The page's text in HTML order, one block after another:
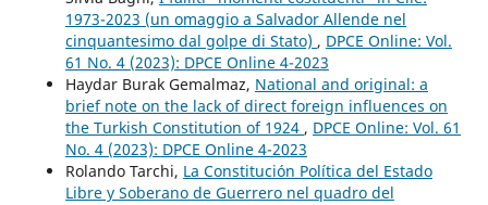
1973-2023 (un omaggio a Salvador Allende nel
cinquantesimo dal golpe di Stato) , DPCE Online: Vol.
61 No. 4 (2023): DPCE Online 4-2023
Haydar Burak Gemalmaz, National and original: a
brief note on the lack of direct foreign influences on
the Turkish Constitution of 1924 , DPCE Online: Vol. 61
No. 4 (2023): DPCE Online 4-2023
Rolando Tarchi, La Constitución Política del Estado
Libre y Soberano de Guerrero nel quadro del